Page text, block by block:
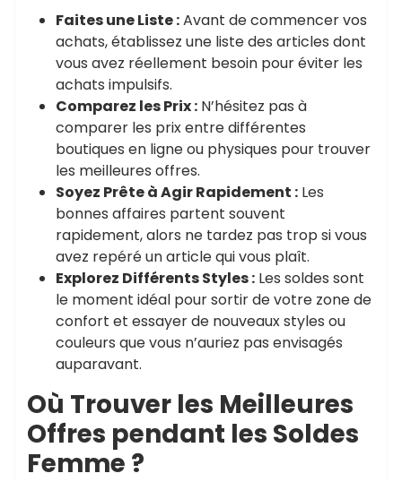
Faites une Liste :Avant de commencer vos
achats, établissez une liste des articles dont
vous avez réellement besoin pour éviter les
achats impulsifs.
Comparez les Prix : N’hésitez pas à
comparer les prix entre différentes
boutiques en ligne ou physiques pour trouver
les meilleures offres.
Soyez Prête à Agir Rapidement : Les
bonnes affaires partent souvent
rapidement, alors ne tardez pas trop si vous
avez repéré un article qui vous plaît.
Explorez Différents Styles : Les soldes sont
le moment idéal pour sortir de votre zone de
confort et essayer de nouveaux styles ou
couleurs que vous n’auriez pas envisagés
auparavant.
Où Trouver les Meilleures
Offres pendant les Soldes
Femme ?